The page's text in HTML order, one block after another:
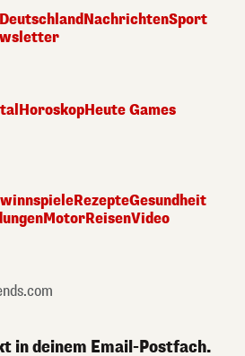
DeutschlandNachrichtenSport
HoroskopHeute Games
RezepteGesundheit
MotorReisenVideo
in deinem Email-Postfach.